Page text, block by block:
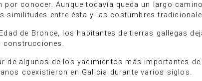
por conocer. Aunque todavía queda un largo
similitudes entre ésta y las costumbres
de Bronce, los habitantes de tierras gallegas
construcciones.
de algunos de los yacimientos más importantes
coexistieron en Galicia durante varios siglos.